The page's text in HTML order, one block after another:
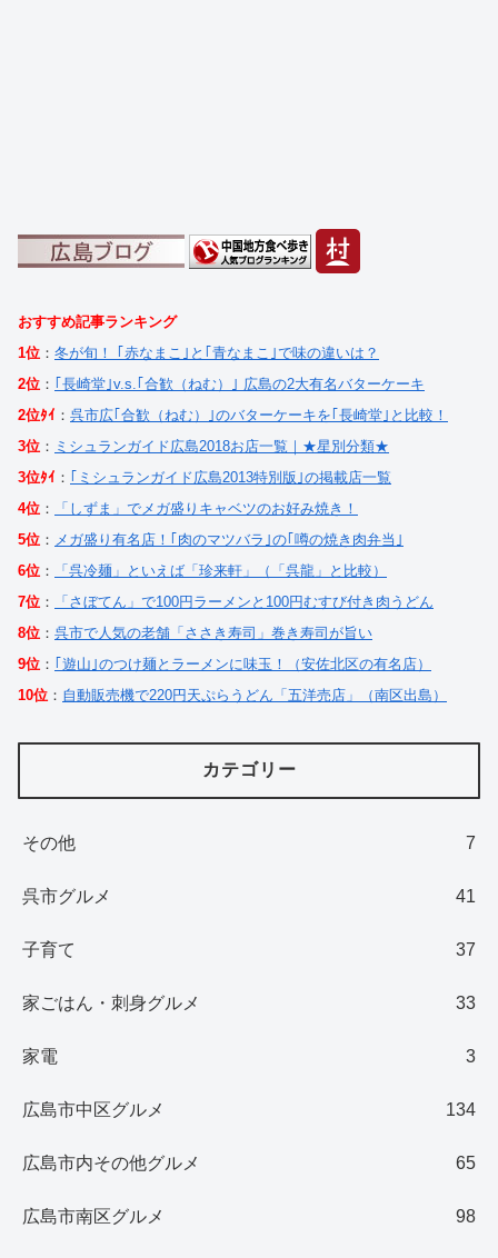
おすすめ記事ランキング
1位 ： 冬が旬！ ｢赤なまこ｣と｢青なまこ｣で味の違いは？
2位 ： ｢長崎堂｣v.s.｢合歓（ねむ）｣ 広島の2大有名バターケーキ
2位ﾀｲ ： 呉市広｢合歓（ねむ）｣のバターケーキを｢長崎堂｣と比較！
3位 ： ミシュランガイド広島2018お店一覧｜★星別分類★
3位ﾀｲ ： ｢ミシュランガイド広島2013特別版｣の掲載店一覧
4位 ：
「しずま」でメガ盛りキャベツのお好み焼き！
5位 ： メガ盛り有名店！｢肉のマツバラ｣の｢噂の焼き肉弁当｣
6位 ：
「呉冷麺」といえば「珍来軒」（「呉龍」と比較）
7位 ：
「さぼてん」で100円ラーメンと100円むすび付き肉うどん
8位 ： 呉市で人気の老舗「ささき寿司」巻き寿司が旨い
9位 ： ｢遊山｣のつけ麺とラーメンに味玉！（安佐北区の有名店）
10位 ： 自動販売機で220円天ぷらうどん「五洋売店」（南区出島）
カテゴリー
その他 7
呉市グルメ 41
子育て 37
家ごはん・刺身グルメ 33
家電 3
広島市中区グルメ 134
広島市内その他グルメ 65
広島市南区グルメ 98